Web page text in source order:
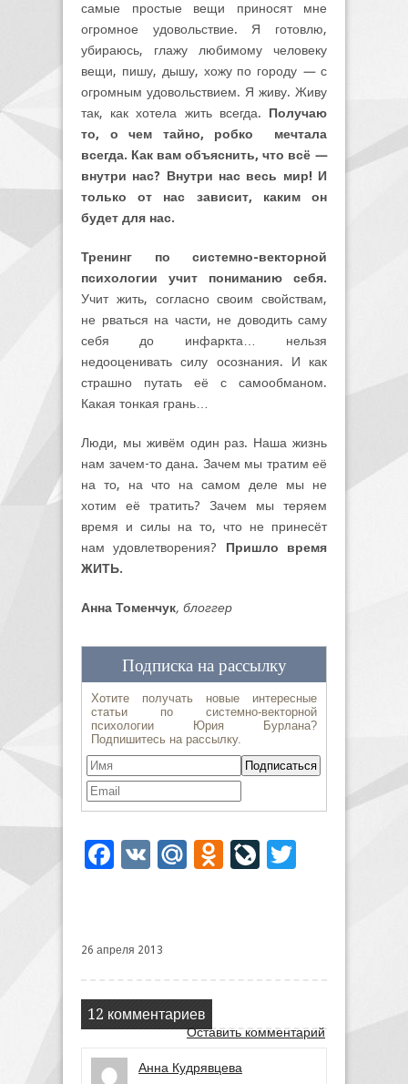
самые простые вещи приносят мне
огромное удовольствие. Я готовлю,
убираюсь, глажу любимому человеку
вещи, пишу, дышу, хожу по городу —с
огромным удовольствием. Я живу. Живу
так, как хотела жить всегда. Получаю
то, о чем тайно, робко мечтала
всегда. Как вам объяснить, что всё —
внутри нас? Внутри нас весь мир! И
только от нас зависит, каким он
будет для нас.
Тренинг по системно-векторной
психологии учит пониманию себя.
Учит жить, согласно своим свойствам,
не рваться на части, не доводить саму
себя до инфаркта… нельзя
недооценивать силу осознания. И как
страшно путать её с самообманом.
Какая тонкая грань…
Люди, мы живём один раз. Наша жизнь
нам зачем-то дана. Зачем мы тратим её
на то, на что на самом деле мы не
хотим её тратить? Зачем мы теряем
время и силы на то, что не принесёт
нам удовлетворения? Пришло время
ЖИТЬ.
Анна Томенчук, блоггер
Facebook
VK Mail.Ru Odnoklassniki
LiveJournal
26 апреля 2013
12 комментариев
Оставить комментарий
Анна Кудрявцева